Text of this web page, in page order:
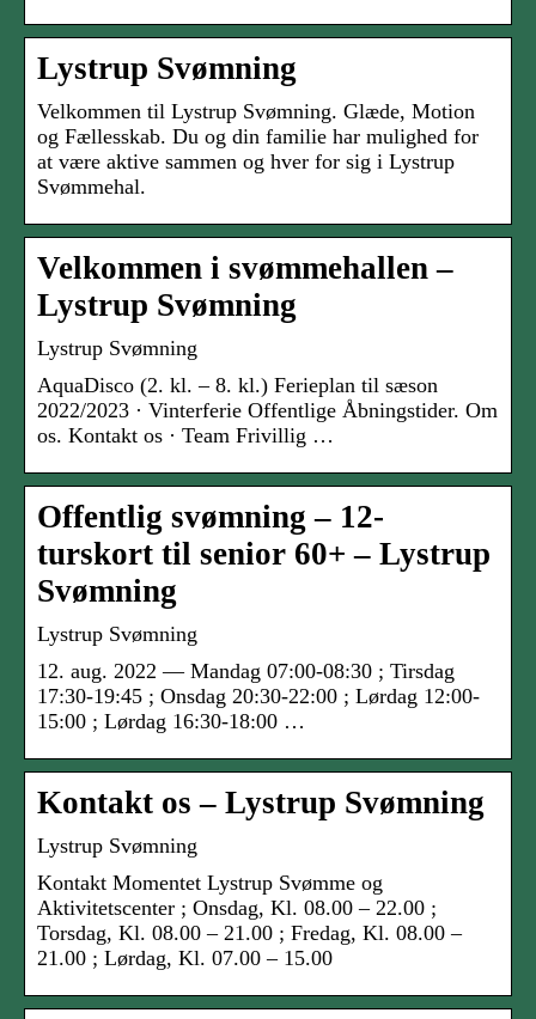
Lystrup Svømning
Velkommen til Lystrup Svømning. Glæde, Motion
og Fællesskab. Du og din familie har mulighed for
at være aktive sammen og hver for sig i Lystrup
Svømmehal.
Velkommen i svømmehallen –
Lystrup Svømning
Lystrup Svømning
AquaDisco (2. kl. – 8. kl.) Ferieplan til sæson
2022/2023 · Vinterferie Offentlige Åbningstider. Om
os. Kontakt os · Team Frivillig …
Offentlig svømning – 12-
turskort til senior 60+ – Lystrup
Svømning
Lystrup Svømning
12. aug. 2022 — Mandag 07:00-08:30 ; Tirsdag
17:30-19:45 ; Onsdag 20:30-22:00 ; Lørdag 12:00-
15:00 ; Lørdag 16:30-18:00 …
Kontakt os – Lystrup Svømning
Lystrup Svømning
Kontakt Momentet Lystrup Svømme og
Aktivitetscenter ; Onsdag, Kl. 08.00 – 22.00 ;
Torsdag, Kl. 08.00 – 21.00 ; Fredag, Kl. 08.00 –
21.00 ; Lørdag, Kl. 07.00 – 15.00